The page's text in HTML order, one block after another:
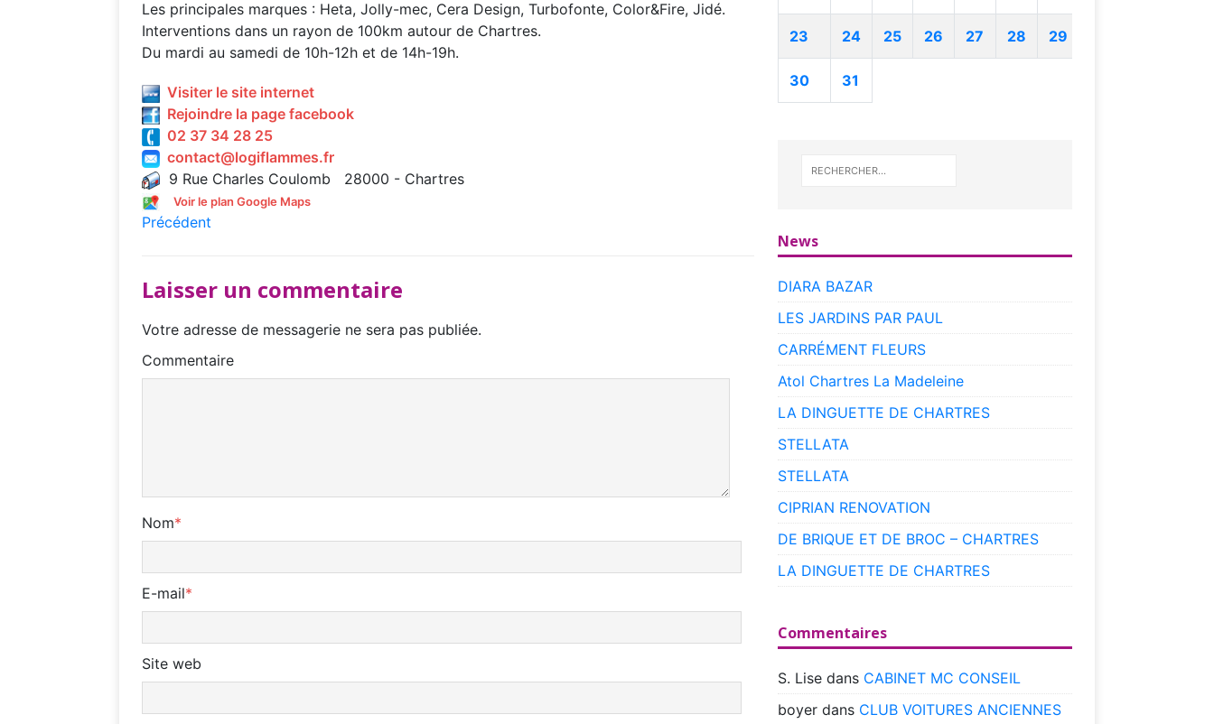
Les principales marques : Heta, Jolly-mec, Cera Design, Turbofonte, Color&Fire, Jidé.
Interventions dans un rayon de 100km autour de Chartres.
Du mardi au samedi de 10h-12h et de 14h-19h.
Visiter le site internet
Rejoindre la page facebook
02 37 34 28 25
contact@logiflammes.fr
9 Rue Charles Coulomb 28000 - Chartres
Voir le plan Google Maps
Précédent
Laisser un commentaire
Votre adresse de messagerie ne sera pas publiée.
Commentaire
Nom*
E-mail*
Site web
23 24 25 26 27 28 29
30 31
News
DIARA BAZAR
LES JARDINS PAR PAUL
CARRÉMENT FLEURS
Atol Chartres La Madeleine
LA DINGUETTE DE CHARTRES
STELLATA
STELLATA
CIPRIAN RENOVATION
DE BRIQUE ET DE BROC – CHARTRES
LA DINGUETTE DE CHARTRES
Commentaires
S. Lisedans CABINET MC CONSEIL
boyerdans CLUB VOITURES ANCIENNES